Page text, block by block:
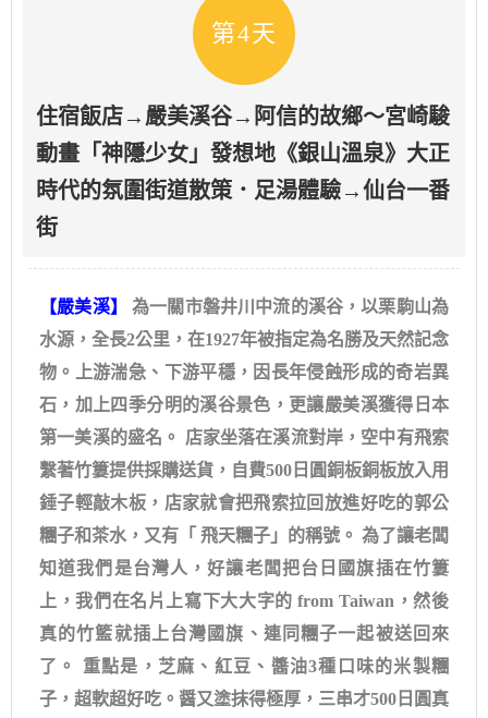
第4天
住宿飯店→嚴美溪谷→阿信的故鄉～宮崎駿
動畫「神隱少女」發想地《銀山溫泉》大正
時代的氛圍街道散策．足湯體驗→仙台一番
街
【嚴美溪】
為一關市磐井川中流的溪谷，以栗駒山為
水源，全長2公里，在1927年被指定為名勝及天然記念
物。上游湍急、下游平穩，因長年侵蝕形成的奇岩異
石，加上四季分明的溪谷景色，更讓嚴美溪獲得日本
第一美溪的盛名。 店家坐落在溪流對岸，空中有飛索
繫著竹簍提供採購送貨，自費500日圓銅板銅板放入用
錘子輕敲木板，店家就會把飛索拉回放進好吃的郭公
糰子和茶水，又有「 飛天糰子」的稱號。 為了讓老闆
知道我們是台灣人，好讓老闆把台日國旗插在竹簍
上，我們在名片上寫下大大字的 from Taiwan，然後
真的竹籃就插上台灣國旗、連同糰子一起被送回來
了。 重點是，芝麻、紅豆、醬油3種口味的米製糰
子，超軟超好吃。醤又塗抹得極厚，三串才500日圓真